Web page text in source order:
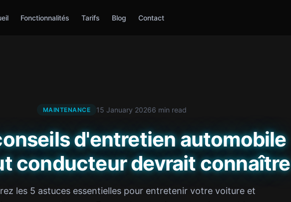
Fonctionnalités Tarifs Blog Contact
MAINTENANCE 15 January 20266 min read
d'entretien automobile
conducteur devrait connaître
les 5 astuces essentielles pour entretenir votre voiture et